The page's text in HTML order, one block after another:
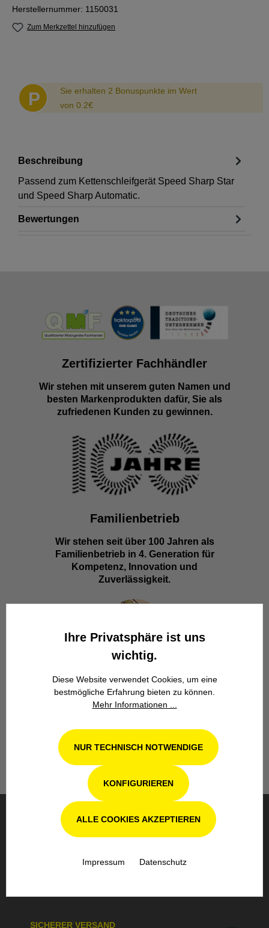
Herstellernummer: 1150031
Zum Merkzettel hinzufügen
P
Sie erhalten 2 Bonuspunkte im Wert
von 0.2€
Beschreibung
Passend zum Kettenschleifgerät Speed Sharp Star
und Speed Sharp Automatic.
Bewertungen
Zertifizierter Fachhändler
Wir stehen mit unserem guten Namen und
besten Markenprodukten dafür, Sie als
zufriedenen Kunden zu gewinnen.
Familienbetrieb
Wir stehen seit über 100 Jahren als
Familienbetrieb in 4. Generation für
Kompetenz, Innovation und
Zuverlässigkeit.
Werkstatt in Odenthal / Köln
Unsere Fachwerkstatt für Garten-, Forst-
Köln steht Ihnen auch nach dem Kauf mit
Rat und Tat zur Seite.
BESTELLUNG & VERSAND
SICHERER VERSAND
Ihre Privatsphäre ist uns
wichtig.
Diese Website verwendet Cookies, um eine
bestmögliche Erfahrung bieten zu können.
Mehr Informationen ...
NUR TECHNISCH NOTWENDIGE
KONFIGURIEREN
ALLE COOKIES AKZEPTIEREN
Impressum Datenschutz